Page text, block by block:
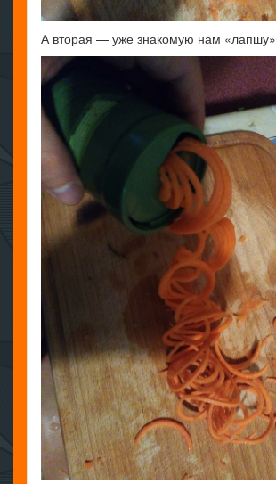
А вторая — уже знакомую нам «лапшу»